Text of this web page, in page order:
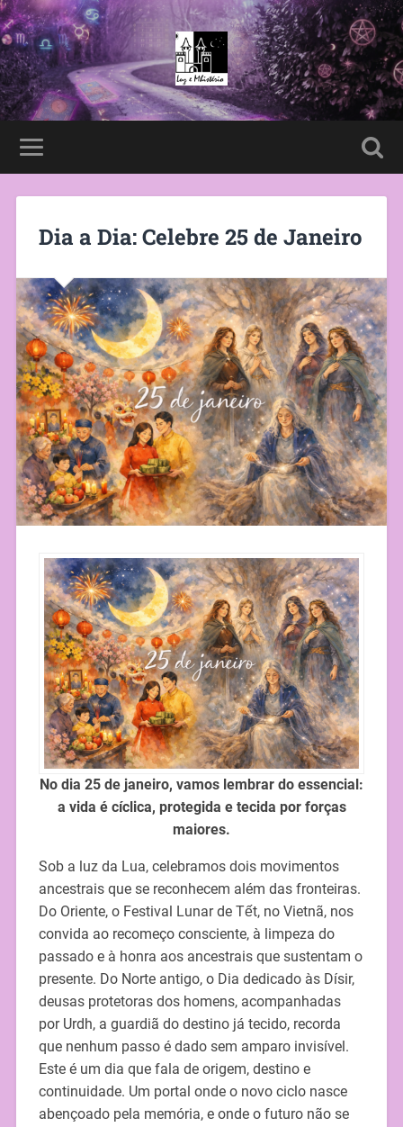
Dia a Dia: Celebre 25 de Janeiro
No dia 25 de janeiro, vamos lembrar do essencial:
a vida é cíclica, protegida e tecida por forças
maiores.
Sob a luz da Lua, celebramos dois movimentos
ancestrais que se reconhecem além das fronteiras.
Do Oriente, o Festival Lunar de Tết, no Vietnã, nos
convida ao recomeço consciente, à limpeza do
passado e à honra aos ancestrais que sustentam o
presente. Do Norte antigo, o Dia dedicado às Dísir,
deusas protetoras dos homens, acompanhadas
por Urdh, a guardiã do destino já tecido, recorda
que nenhum passo é dado sem amparo invisível.
Este é um dia que fala de origem, destino e
continuidade. Um portal onde o novo ciclo nasce
abençoado pela memória, e onde o futuro não se